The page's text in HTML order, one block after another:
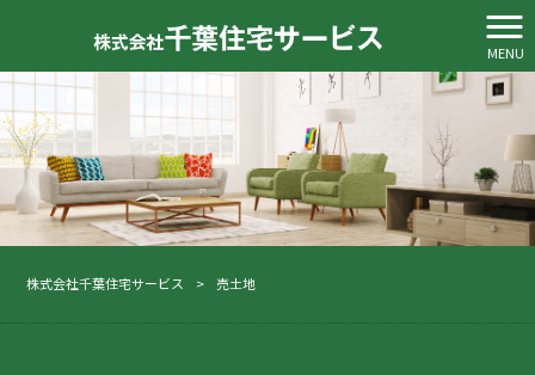
MENU
株式会社千葉住宅サービス > 売土地